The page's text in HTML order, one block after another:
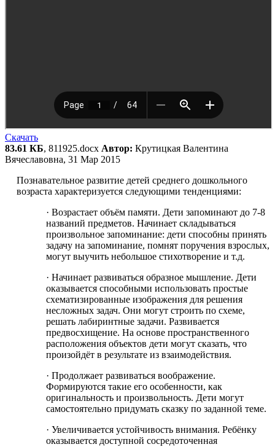
Скачать
83.61 КБ, 811925.docx Автор: Крутицкая Валентина
Вячеславовна, 31 Мар 2015
Познавательное развитие детей среднего дошкольного
возраста характеризуется следующими тенденциями:
· Возрастает объём памяти. Дети запоминают до 7-8
названий предметов. Начинает складываться
произвольное запоминание: дети способны принять
задачу на запоминание, помнят поручения взрослых,
могут выучить небольшое стихотворение и т.д.
· Начинает развиваться образное мышление. Дети
оказывается способными использовать простые
схематизированные изображения для решения
несложных задач. Они могут строить по схеме,
решать лабиринтные задачи. Развивается
предвосхищение. На основе пространственного
расположения объектов дети могут сказать, что
произойдёт в результате из взаимодействия.
· Продолжает развиваться воображение.
Формируются такие его особенности, как
оригинальность и произвольность. Дети могут
самостоятельно придумать сказку по заданной теме.
· Увеличивается устойчивость внимания. Ребёнку
оказывается доступной сосредоточенная